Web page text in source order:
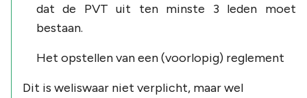
dat de PVT uit ten minste 3 leden moet
bestaan.
Het opstellen van een (voorlopig) reglement
Dit is weliswaar niet verplicht, maar wel